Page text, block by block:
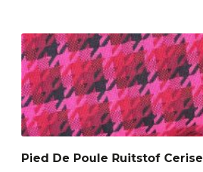
Pied De Poule Ruitstof Cerise